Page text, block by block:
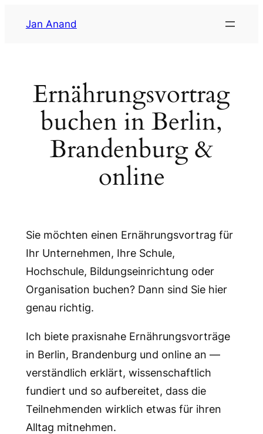
InhaltJan Anand
Ernährungsvortrag
buchen in Berlin,
Brandenburg &
online
Sie möchten einen Ernährungsvortrag für
Ihr Unternehmen, Ihre Schule,
Hochschule, Bildungseinrichtung oder
Organisation buchen? Dann sind Sie hier
genau richtig.
Ich biete praxisnahe Ernährungsvorträge
in Berlin, Brandenburg und online an —
verständlich erklärt, wissenschaftlich
fundiert und so aufbereitet, dass die
Teilnehmenden wirklich etwas für ihren
Alltag mitnehmen.